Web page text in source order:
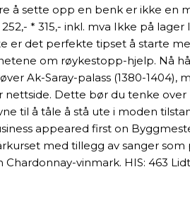
sette opp en benk er ikke en
* 315,- inkl. mva Ikke på
det perfekte tipset å starte
om røykestopp-hjelp. Nå
Ak-Saray-palass (1380-1404),
Dette bør du tenke
til å tåle å stå ute i moden
appeared first on
med tillegg av sanger
vinmark. HIS: 463